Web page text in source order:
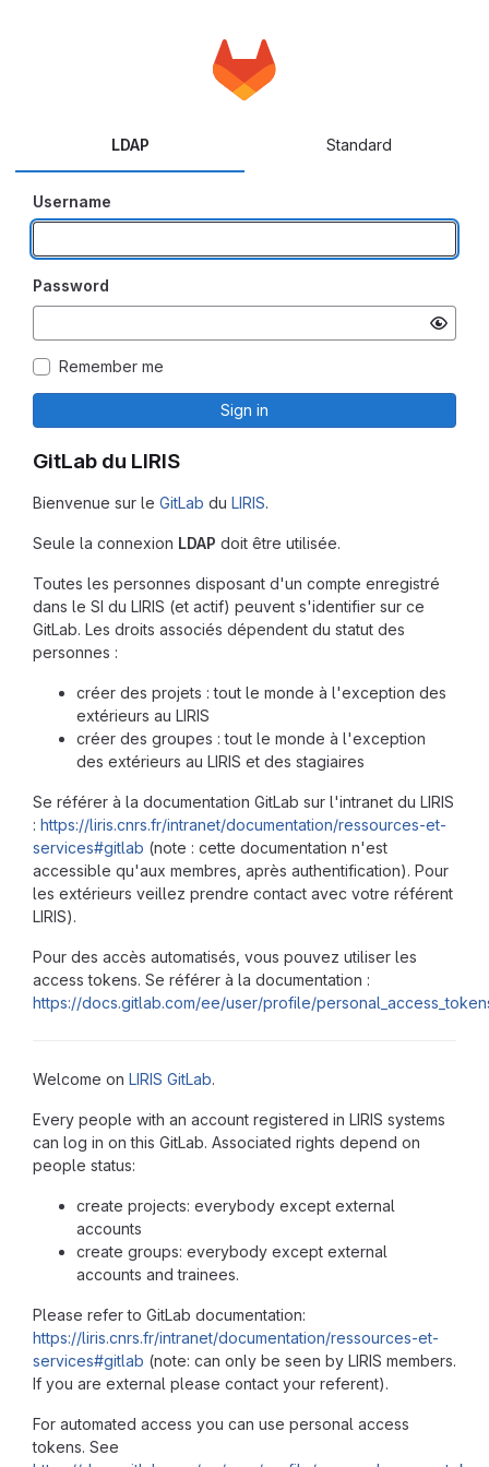
GitLab du LIRIS
Bienvenue sur le GitLab du LIRIS.
Seule la connexion LDAP doit être utilisée.
Toutes les personnes disposant d'un compte enregistré
dans le SI du LIRIS (et actif) peuvent s'identifier sur ce
GitLab. Les droits associés dépendent du statut des
personnes :
créer des projets : tout le monde à l'exception des
extérieurs au LIRIS
créer des groupes : tout le monde à l'exception
des extérieurs au LIRIS et des stagiaires
Se référer à la documentation GitLab sur l'intranet du LIRIS
: https://liris.cnrs.fr/intranet/documentation/ressources-et-
services#gitlab (note : cette documentation n'est
accessible qu'aux membres, après authentification). Pour
les extérieurs veillez prendre contact avec votre référent
LIRIS).
Pour des accès automatisés, vous pouvez utiliser les
access tokens. Se référer à la documentation :
https://docs.gitlab.com/ee/user/profile/
Welcome on LIRIS GitLab.
Every people with an account registered in LIRIS systems
can log in on this GitLab. Associated rights depend on
people status:
create projects: everybody except external
accounts
create groups: everybody except external
accounts and trainees.
Please refer to GitLab documentation:
https://liris.cnrs.fr/intranet/documentation/ressources-et-
services#gitlab (note: can only be seen by LIRIS members.
If you are external please contact your referent).
For automated access you can use personal access
tokens. See
LDAP Standard
Username
Password
Remember me
Sign in